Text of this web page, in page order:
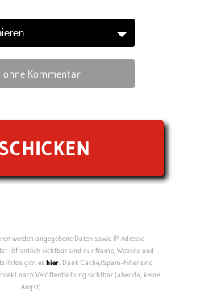
ohne Kommentar
werden angegebene Daten sowie IP-Adresse
(öffentlich sichtbar sind nur Name, Website und
Infos gibt eshier. Dank Cache/Spam-Filter sind
nach Veröffentlichung sichtbar (aber da, keine
Angst).